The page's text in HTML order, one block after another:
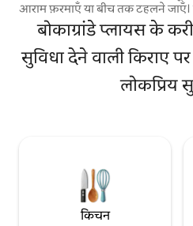
आराम फ़रमाएँ या बीच तक टहलने जाएँ।
में बिल्कुल सही लोकेशन पर, वॉल्ड
मिनटों की दूरी पर, मेड सेवा, स्मार्ट-
इन, जिम, सॉना, को-वर्किंग स्पेस, 24-
हर जगह फ़र्स्ट-क्लास सुविधाओं के साथ।
मेहमानों के लिए बनाया गया, जो ठहरने
कहीं ज़्यादा चाहते हैं—विलासिता, आराम
बोकाग्रांडे प्लायस के
सुविधा देने वाली किराए
लोकप्रिय
किचन